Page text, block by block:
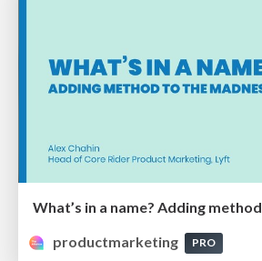
What’s in a name? Adding
productmarketing
PRO